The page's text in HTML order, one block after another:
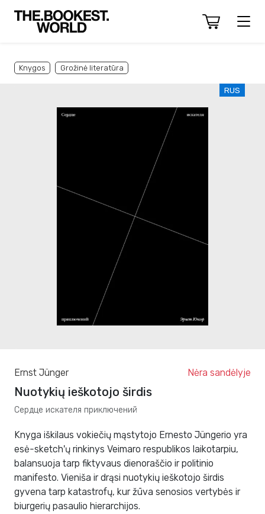
Knygos Grožinė literatūra
RUS
Ernst Jünger Nėra sandėlyje
Nuotykių ieškotojo širdis
Сердце искателя приключений
Knyga iškilaus vokiečių mąstytojo Ernesto Jüngerio yra
esė-sketch'ų rinkinys Veimaro respublikos laikotarpiu,
balansuoja tarp fiktyvaus dienoraščio ir politinio
manifesto. Vieniša ir drąsi nuotykių ieškotojo širdis
gyvena tarp katastrofų, kur žūva senosios vertybės ir
biurgerių pasaulio hierarchijos.